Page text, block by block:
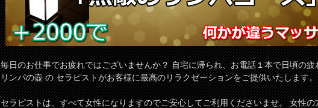
毎日のお仕事でお疲れではございませんか？ 自宅に帰られ、お電話１本で日頃の疲
リンパの壺 の セラピストがお客様に最高のリラクゼーションをご提供いたします。
セラピストは、すべて女性になりますのでご安心してご利用くださいませ。 女性の